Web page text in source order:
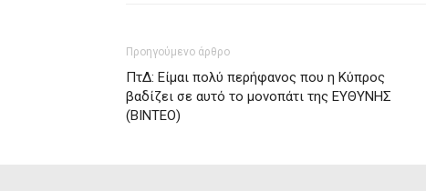
Προηγούμενο άρθρο
ΠτΔ: Είμαι πολύ περήφανος που η Κύπρος
βαδίζει σε αυτό το μονοπάτι της ΕΥΘΥΝΗΣ
(ΒΙΝΤΕΟ)